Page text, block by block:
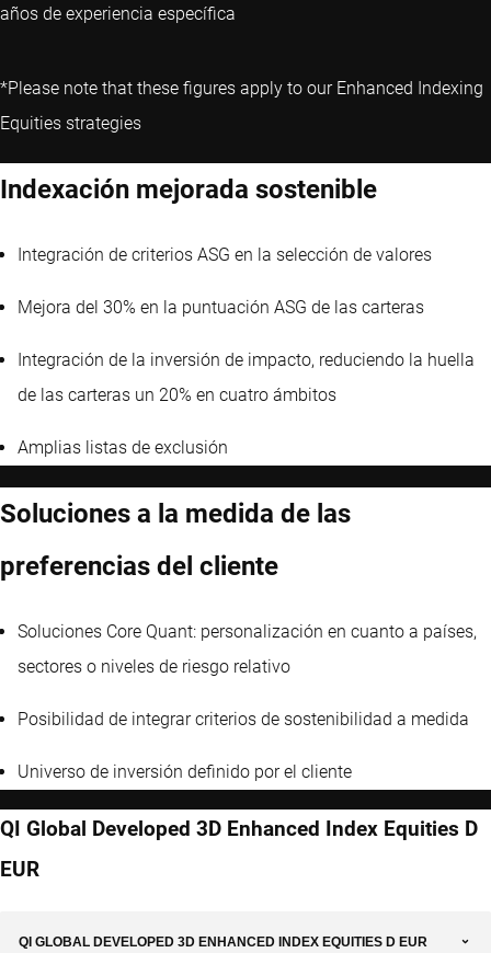
años de experiencia específica
*Please note that these figures apply to our Enhanced Indexing
Equities strategies
Indexación mejorada sostenible
Integración de criterios ASG en la selección de valores
Mejora del 30% en la puntuación ASG de las carteras
Integración de la inversión de impacto, reduciendo la huella
de las carteras un 20% en cuatro ámbitos
Amplias listas de exclusión
Soluciones a la medida de las
preferencias del cliente
Soluciones Core Quant: personalización en cuanto a países,
sectores o niveles de riesgo relativo
Posibilidad de integrar criterios de sostenibilidad a medida
Universo de inversión definido por el cliente
QI Global Developed 3D Enhanced Index Equities D
EUR
QI GLOBAL DEVELOPED 3D ENHANCED INDEX EQUITIES D EUR